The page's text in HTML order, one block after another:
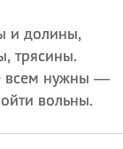
и долины,
трясины.
всем нужны —
вольны.